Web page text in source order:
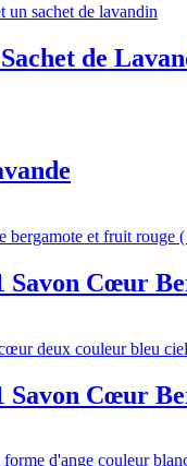
de
Savon Cœur
Savon Cœur